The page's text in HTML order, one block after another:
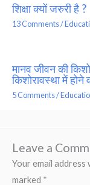
शिक्षा क्यों जरुरी है ?
13 Comments/
मानव जीवन की
किशोरावस्था में होने
5 Comments/
Leave a
Your email address
marked *